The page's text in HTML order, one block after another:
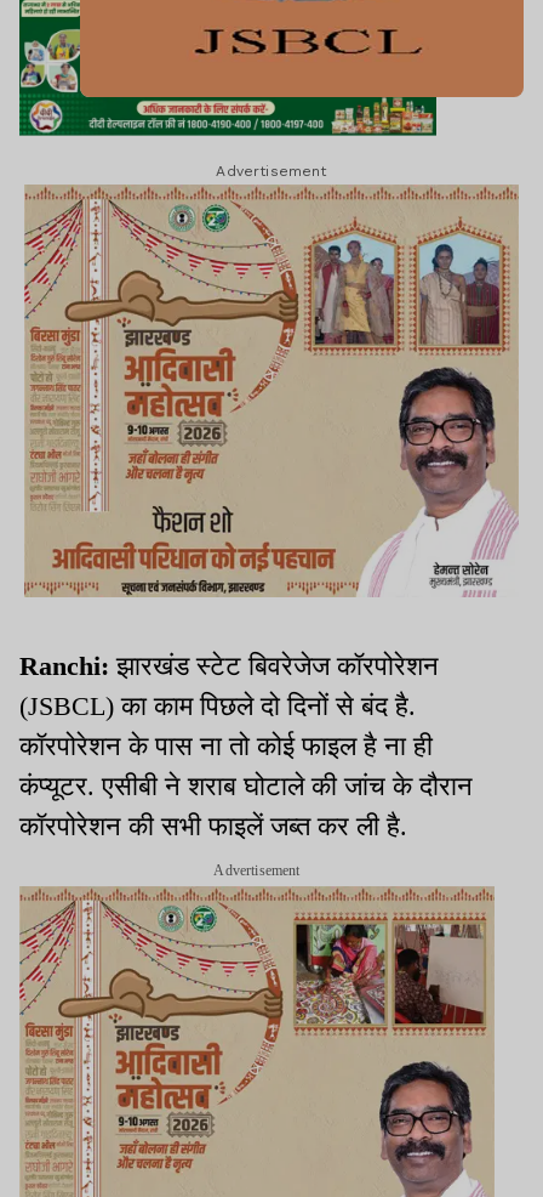
Advertisement
Ranchi: झारखंड स्टेट बिवरेजेज कॉरपोरेशन
(JSBCL) का काम पिछले दो दिनों से बंद है.
कॉरपोरेशन के पास ना तो कोई फाइल है ना ही
कंप्यूटर. एसीबी ने शराब घोटाले की जांच के दौरान
कॉरपोरेशन की सभी फाइलें जब्त कर ली है.
Advertisement